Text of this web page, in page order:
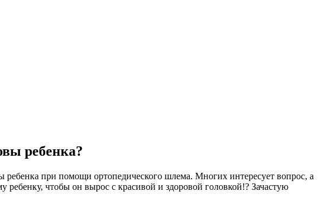
ребенка?
при помощи ортопедического шлема. Многих интересует вопрос, а
чтобы он вырос с красивой и здоровой головкой!? Зачастую